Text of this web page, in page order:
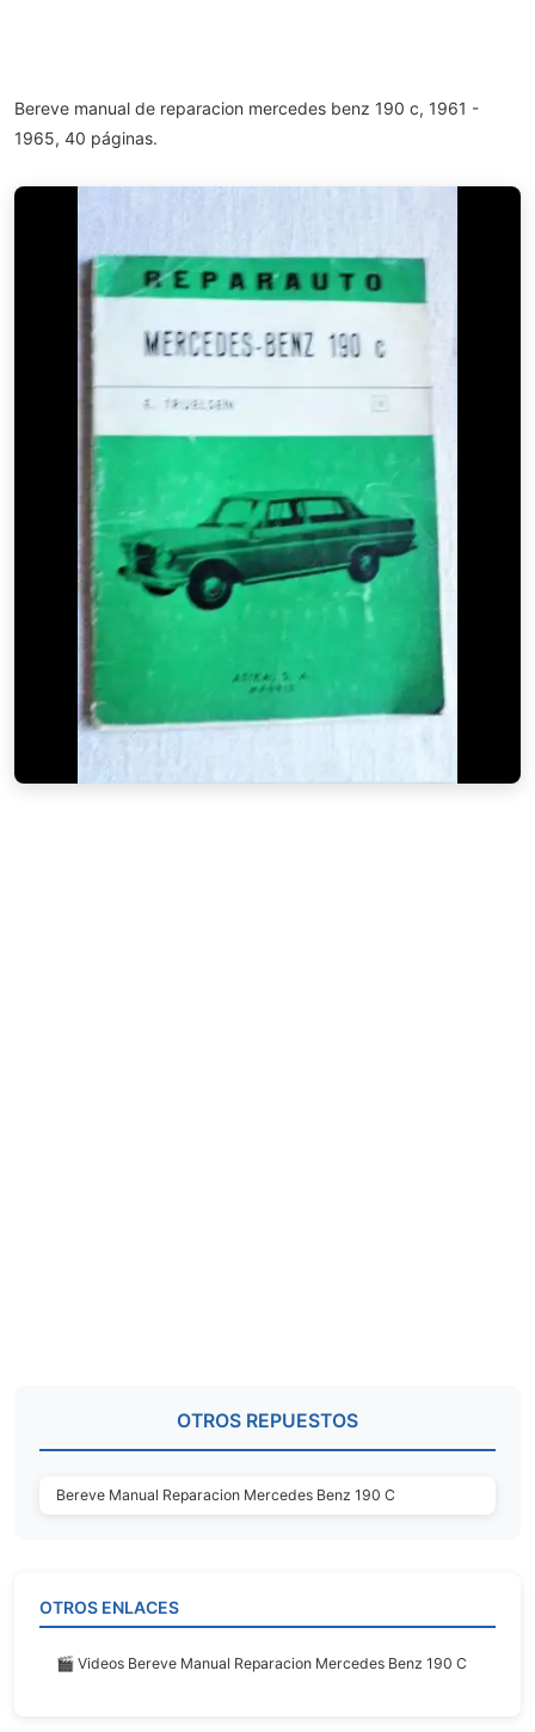
Bereve manual de reparacion mercedes benz 190 c, 1961 -
1965, 40 páginas.
OTROS REPUESTOS
Bereve Manual Reparacion Mercedes Benz 190 C
OTROS ENLACES
🎬 Videos Bereve Manual Reparacion Mercedes Benz 190 C